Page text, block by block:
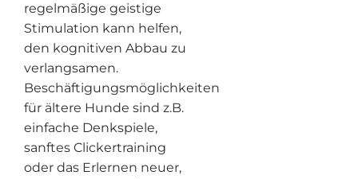
regelmäßige geistige
Stimulation kann helfen,
den kognitiven Abbau zu
verlangsamen.
Beschäftigungsmöglichkeiten
für ältere Hunde sind z.B.
einfache Denkspiele,
sanftes Clickertraining
oder das Erlernen neuer,